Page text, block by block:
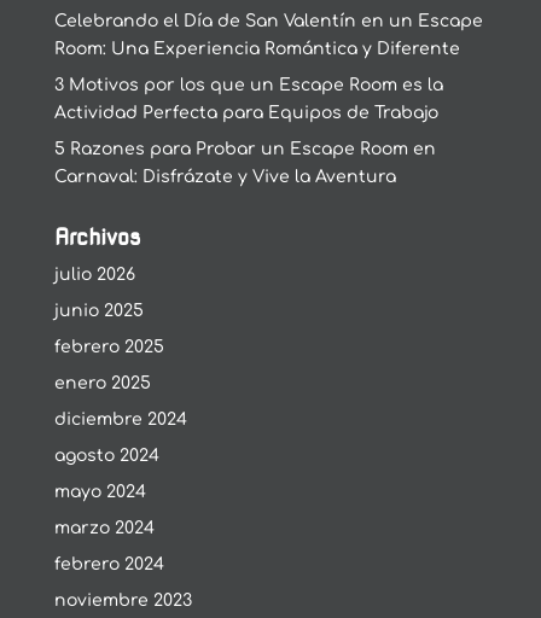
Celebrando el Día de San Valentín en un Escape
Room: Una Experiencia Romántica y Diferente
3 Motivos por los que un Escape Room es la
Actividad Perfecta para Equipos de Trabajo
5 Razones para Probar un Escape Room en
Carnaval: Disfrázate y Vive la Aventura
Archivos
julio 2026
junio 2025
febrero 2025
enero 2025
diciembre 2024
agosto 2024
mayo 2024
marzo 2024
febrero 2024
noviembre 2023